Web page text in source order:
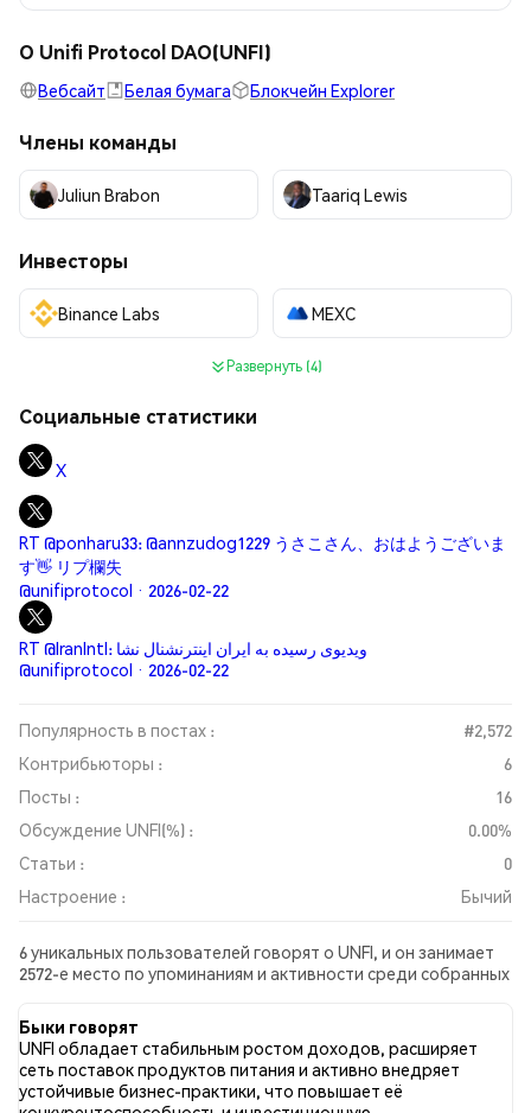
О Unifi Protocol DAO(UNFI)
Вебсайт Белая бумага Блокчейн Explorer
Члены команды
Juliun Brabon Taariq Lewis
Инвесторы
Binance Labs MEXC
Развернуть (4)
Социальные статистики
X
RT @ponharu33: @annzudog1229 うさこさん、おはようございま
す👋 リプ欄失
@unifiprotocol · 2026-02-22
RT @IranIntl: ویدیوی رسیده به ایران اینترنشنال نشا
@unifiprotocol · 2026-02-22
Популярность в постах :
#2,572
Контрибьюторы :
6
Посты :
16
Обсуждение UNFI(%) :
0.00%
Статьи :
0
Настроение :
Бычий
6 уникальных пользователей говорят о UNFI, и он занимает
2572-е место по упоминаниям и активности среди собранных
во всех социальных сетях было Бычий. Всего было
опубликовано 0 новостных статей о UNFI. В Twitter 58.33%
твитов имели бычий настрой по сравнению с 25.00% твитов с
медвежьим настроем по UNFI. 16.67% твитов были
нейтральными по отношению к UNFI. Эти данные основаны
Быки говорят
UNFI обладает стабильным ростом доходов, расширяет
сеть поставок продуктов питания и активно внедряет
устойчивые бизнес-практики, что повышает её